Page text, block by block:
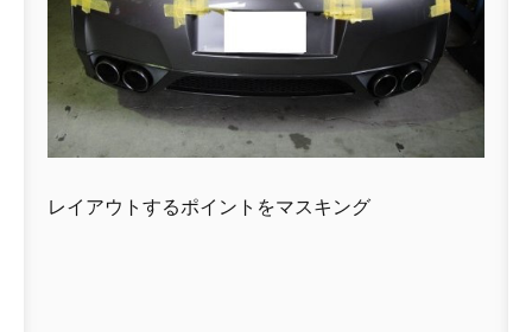
レイアウトするポイントをマスキング